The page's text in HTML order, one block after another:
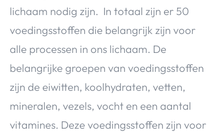
lichaam nodig zijn. In totaal zijn er 50
voedingsstoffen die belangrijk zijn voor
alle processen in ons lichaam. De
belangrijke groepen van voedingsstoffen
zijn de eiwitten, koolhydraten, vetten,
mineralen, vezels, vocht en een aantal
vitamines. Deze voedingsstoffen zijn voor